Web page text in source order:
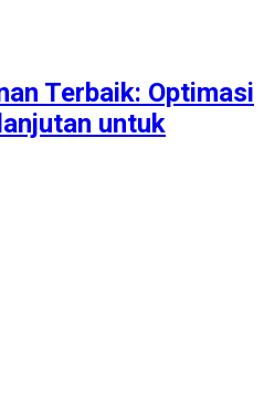
Terbaik: Optimasi
untuk